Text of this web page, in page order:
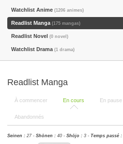
Watchlist Anime (1206 animes)
Readlist Manga (175 mangas)
Readlist Novel (0 novel)
Watchlist Drama (1 drama)
Readlist Manga
À commencer En cours En pause
Abandonnés
Seinen : 27 - Shōnen : 40 - Shōjo : 3 - Temps passé :